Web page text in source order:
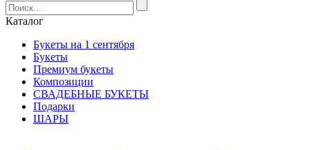
Каталог
Букеты на 1 сентября
Букеты
Премиум букеты
Композиции
СВАДЕБНЫЕ БУКЕТЫ
Подарки
ШАРЫ